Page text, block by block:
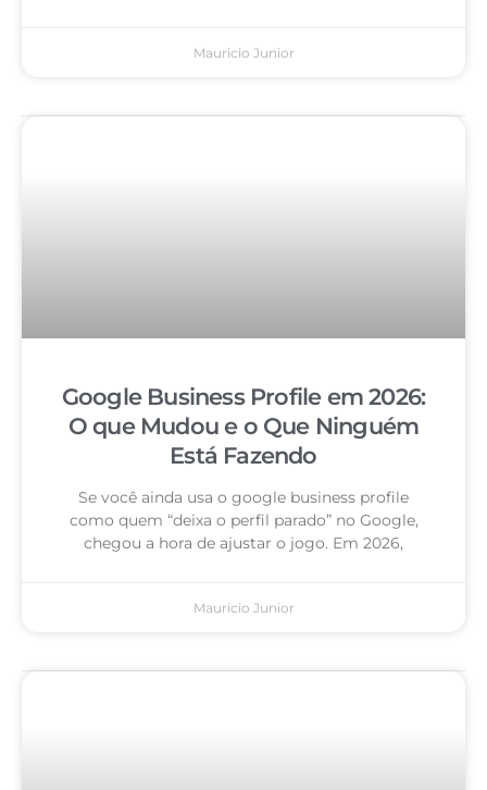
Mauricio Junior
Google Business Profile em 2026:
O que Mudou e o Que Ninguém
Está Fazendo
Se você ainda usa o google business profile
como quem “deixa o perfil parado” no Google,
chegou a hora de ajustar o jogo. Em 2026,
Mauricio Junior